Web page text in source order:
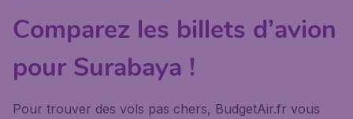
Comparez les billets d’avion
pour Surabaya !
Pour trouver des vols pas chers, BudgetAir.fr vous